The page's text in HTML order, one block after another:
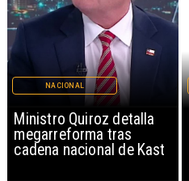
Ministro Quiroz detalla
megarreforma tras
cadena nacional de Kast
NACIONAL